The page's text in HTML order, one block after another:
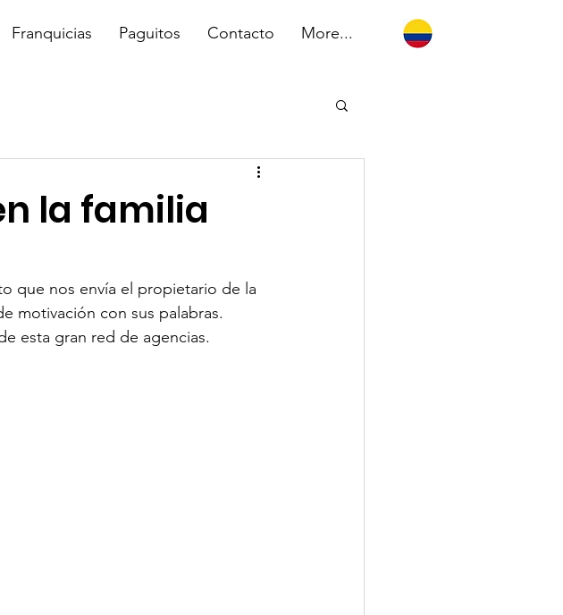
Franquicias Paguitos Contacto More...
la familia
que nos envía el propietario de la
motivación con sus palabras.
esta gran red de agencias.